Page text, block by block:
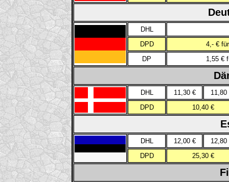
DHL
DPD
4,- €
DP
1,55 €
DHL 11,30 €
11,80
DPD
10,40 €
DHL 12,00 €
12,80
DPD
25,30 €